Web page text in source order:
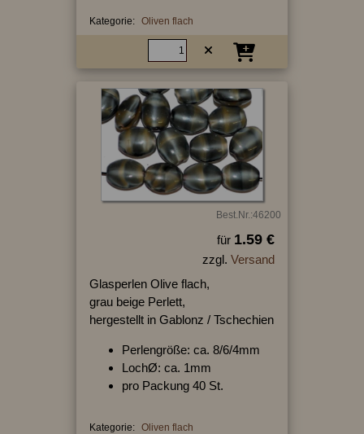
Kategorie: Oliven flach
Best.Nr.:46200
für 1.59 €
zzgl. Versand
Glasperlen Olive flach,
grau beige Perlett,
hergestellt in Gablonz / Tschechien
Perlengröße: ca. 8/6/4mm
LochØ: ca. 1mm
pro Packung 40 St.
Kategorie: Oliven flach